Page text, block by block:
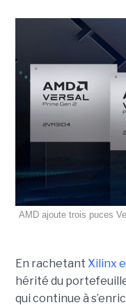
AMD ajoute trois puces
En rachetant Xilinx
hérité du
qui continue à